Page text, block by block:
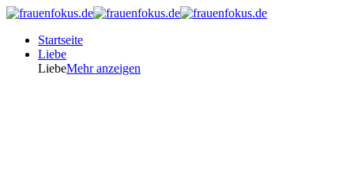
Startseite
Liebe
LiebeMehr anzeigen